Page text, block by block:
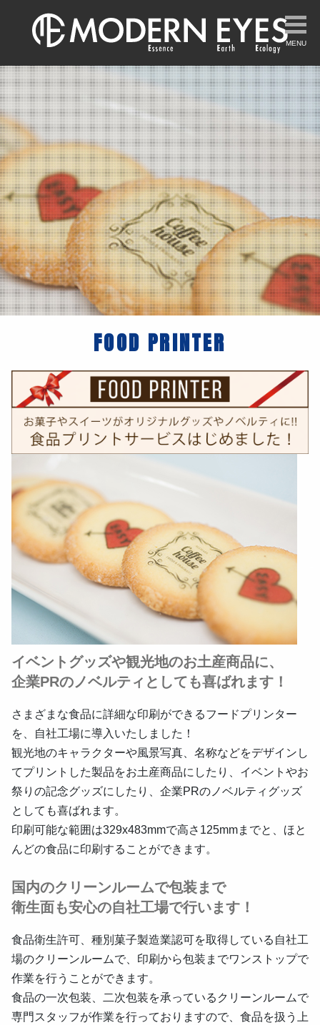
MENU
FOOD PRINTER
イベントグッズや観光地のお土産商品に、
企業PRのノベルティとしても喜ばれます！
さまざまな食品に詳細な印刷ができるフードプリンター
を、自社工場に導入いたしました！
観光地のキャラクターや風景写真、名称などをデザインし
てプリントした製品をお土産商品にしたり、イベントやお
祭りの記念グッズにしたり、企業PRのノベルティグッズ
としても喜ばれます。
印刷可能な範囲は329x483mmで高さ125mmまでと、ほと
んどの食品に印刷することができます。
国内のクリーンルームで包装まで
衛生面も安心の自社工場で行います！
食品衛生許可、種別菓子製造業認可を取得している自社工
場のクリーンルームで、印刷から包装までワンストップで
作業を行うことができます。
食品の一次包装、二次包装を承っているクリーンルームで
専門スタッフが作業を行っておりますので、食品を扱う上